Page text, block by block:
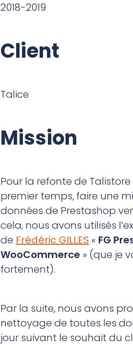
2018-2019
Client
Talice
Mission
Pour la refonte de
premier temps, faire une
données de Prestashop
cela, nous avons utilisés
de Frédéric GILLES « FG
WooCommerce » (que je
fortement).
Par la suite, nous avons
nettoyage de toutes les
jour suivant le souhait du